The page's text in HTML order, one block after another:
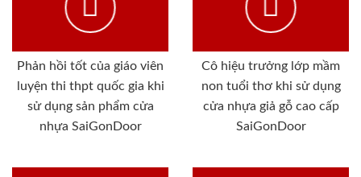
Phản hồi tốt của giáo viên
luyện thi thpt quốc gia khi
sử dụng sản phẩm cửa
nhựa SaiGonDoor
Cô hiệu trưởng lớp mầm
non tuổi thơ khi sử dụng
cửa nhựa giả gỗ cao cấp
SaiGonDoor